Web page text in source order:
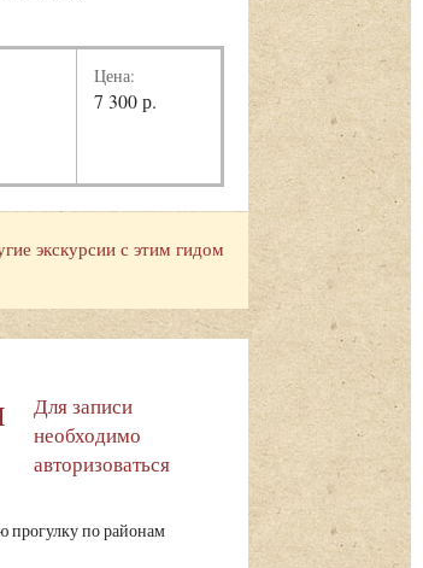
Цена:
7 300 р.
экскурсии с этим гидом
Для записи
необходимо
авторизоваться
прогулку по районам